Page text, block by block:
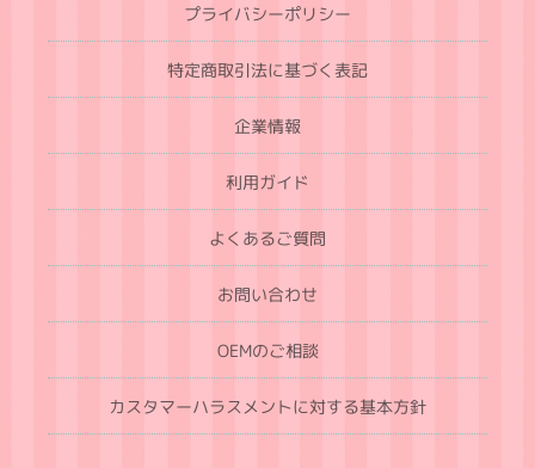
プライバシーポリシー
特定商取引法に基づく表記
企業情報
利用ガイド
よくあるご質問
お問い合わせ
OEMのご相談
カスタマーハラスメントに対する基本方針